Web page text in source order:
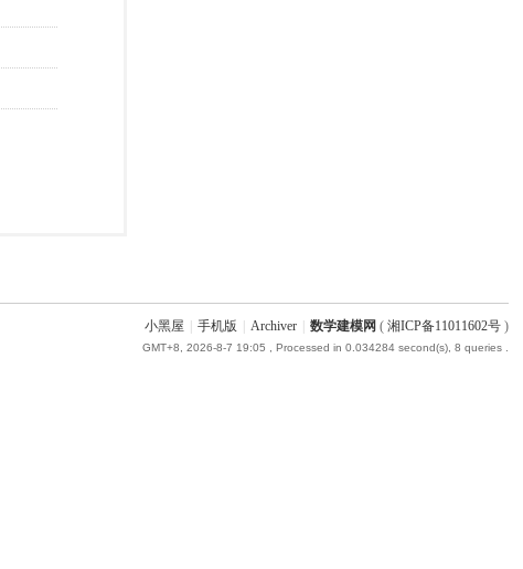
小黑屋 手机版 Archiver 数学建模网 ( 湘ICP备11011602号)
GMT+8, 2026-8-7 19:05 , Processed in 0.034284 second(s), 8 queries .